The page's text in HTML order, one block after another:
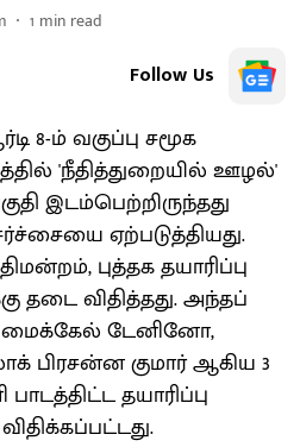
1 min read
Follow Us
8-ம் வகுப்பு சமூக
'நீதித்துறையில் ஊழல்'
இடம்பெற்றிருந்தது
ஏற்படுத்தியது.
புத்தக தயாரிப்பு
தடை விதித்தது. அந்தப்
மைக்கேல் டேனினோ,
பிரசன்ன குமார் ஆகிய 3
தயாரிப்பு